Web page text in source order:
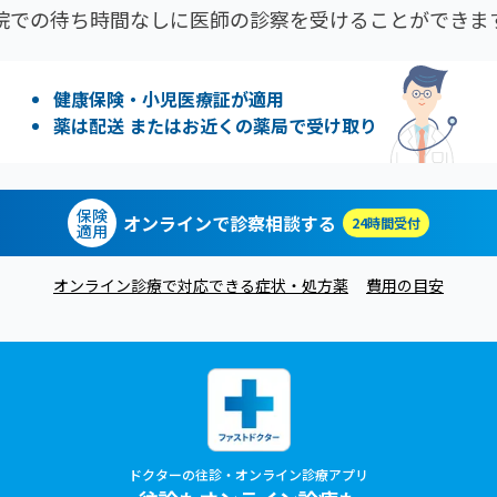
での待ち時間なしに医師の診察を受けることができま
健康保険・小児医療証が適用
薬は配送 またはお近くの薬局で受け取り
保険
適用 オンラインで診察相談する 24時間受付
オンライン診療で対応できる症状・処方薬 費用の目安
ドクターの往診・オンライン診療アプリ